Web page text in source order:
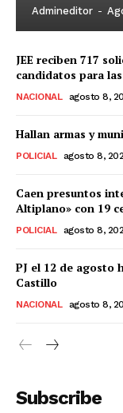
Admineditor -
JEE reciben 717
candidatos para
NACIONAL agosto 8,
Hallan armas y
POLICIAL agosto 8,
Caen presuntos
Altiplano» con 19
POLICIAL agosto 8,
PJ el 12 de agosto
Castillo
NACIONAL agosto 8,
Subscribe